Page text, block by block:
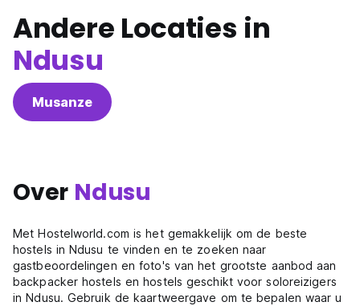
Andere Locaties in
Ndusu
Musanze
Over Ndusu
Met Hostelworld.com is het gemakkelijk om de beste
hostels in Ndusu te vinden en te zoeken naar
gastbeoordelingen en foto's van het grootste aanbod aan
backpacker hostels en hostels geschikt voor soloreizigers
in Ndusu. Gebruik de kaartweergave om te bepalen waar u